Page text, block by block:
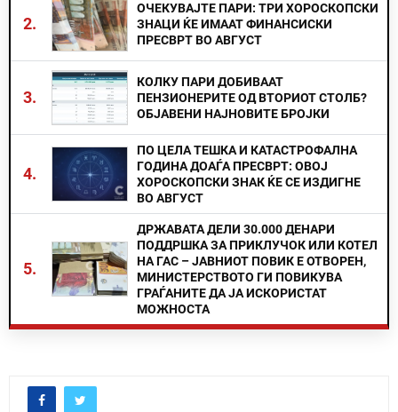
2.
ОЧЕКУВАЈТЕ ПАРИ: ТРИ ХОРОСКОПСКИ
ЗНАЦИ ЌЕ ИМААТ ФИНАНСИСКИ
ПРЕСВРТ ВО АВГУСТ
3.
КОЛКУ ПАРИ ДОБИВААТ
ПЕНЗИОНЕРИТЕ ОД ВТОРИОТ СТОЛБ?
ОБЈАВЕНИ НАЈНОВИТЕ БРОЈКИ
4.
ПО ЦЕЛА ТЕШКА И КАТАСТРОФАЛНА
ГОДИНА ДОАЃА ПРЕСВРТ: ОВОЈ
ХОРОСКОПСКИ ЗНАК ЌЕ СЕ ИЗДИГНЕ
ВО АВГУСТ
5.
ДРЖАВАТА ДЕЛИ 30.000 ДЕНАРИ
ПОДДРШКА ЗА ПРИКЛУЧОК ИЛИ КОТЕЛ
НА ГАС – ЈАВНИОТ ПОВИК Е ОТВОРЕН,
МИНИСТЕРСТВОТО ГИ ПОВИКУВА
ГРАЃАНИТЕ ДА ЈА ИСКОРИСТАТ
МОЖНОСТА